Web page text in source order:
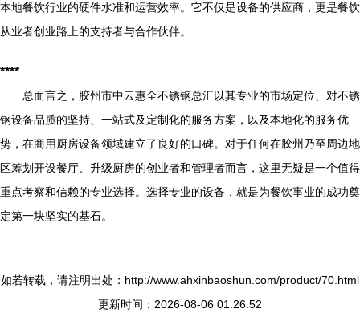
本地餐饮行业的硬件水准和运营效率。它不仅是设备的供应商，更是餐饮
从业者创业路上的支持者与合作伙伴。
****
总而言之，胶州市中云惠全不锈钢总汇以其专业的市场定位、对不锈
钢设备品质的坚持、一站式及定制化的服务方案，以及本地化的服务优
势，在商用厨房设备领域建立了良好的口碑。对于任何在胶州乃至周边地
区筹划开设餐厅、升级厨房的创业者和管理者而言，这里无疑是一个值得
重点考察和信赖的专业选择。选择专业的设备，就是为餐饮事业的成功奠
定第一块坚实的基石。
如若转载，请注明出处：http://www.ahxinbaoshun.com/product/70.html
更新时间：2026-08-06 01:26:52